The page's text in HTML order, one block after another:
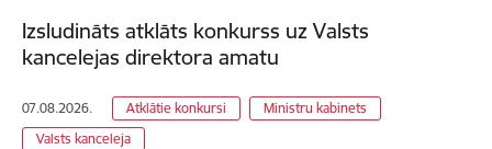
Izsludināts atklāts konkurss uz Valsts
kancelejas direktora amatu
07.08.2026. Atklātie konkursi
Ministru kabinets
Valsts kanceleja